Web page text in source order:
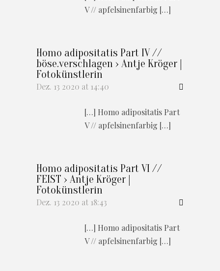
V // apfelsinenfarbig […]
Homo adipositatis Part IV //
böse.verschlagen › Antje Kröger |
Fotokünstlerin
Dez. 13 2020 at 14:40
[…] Homo adipositatis Part
V // apfelsinenfarbig […]
Homo adipositatis Part VI //
FEIST › Antje Kröger |
Fotokünstlerin
Dez. 13 2020 at 18:43
[…] Homo adipositatis Part
V // apfelsinenfarbig […]